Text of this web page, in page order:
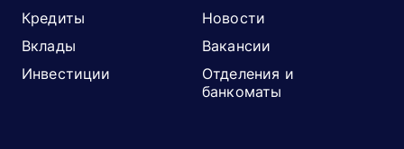
Кредиты
Вклады
Инвестиции
Новости
Вакансии
Отделения и
банкоматы